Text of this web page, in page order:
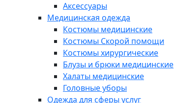
Аксессуары
Медицинская одежда
Костюмы медицинские
Костюмы Скорой помощи
Костюмы хирургические
Блузы и брюки медицинские
Халаты медицинские
Головные уборы
Одежда для сферы услуг